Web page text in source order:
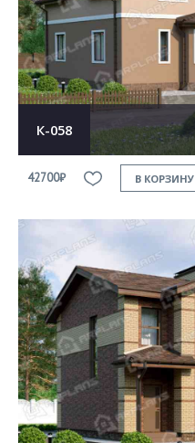
К-058
42700₽ В КОРЗИНУ